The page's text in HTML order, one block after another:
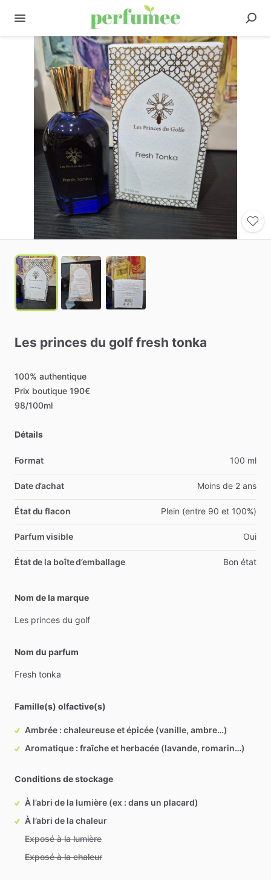
Les princes du golf fresh tonka
100% authentique
Prix boutique 190€
98​/​100ml
Détails
Format 100 ml
Date d’achat Moins de 2 ans
État du flacon Plein (entre 90 et 100%)
Parfum visible Oui
État de la boîte d’emballage Bon état
Nom de la marque
Les princes du golf
Nom du parfum
Fresh tonka
Famille(s) olfactive(s)
Ambrée : chaleureuse et épicée (vanille, ambre…)
Aromatique : fraîche et herbacée (lavande, romarin…)
Conditions de stockage
À l’abri de la lumière (ex : dans un placard)
À l’abri de la chaleur
Exposé à la lumière
Exposé à la chaleur